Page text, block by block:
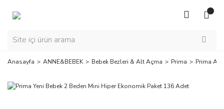
Anasayfa ANNE&BEBEK Bebek Bezleri & Alt Açma Prima Prima